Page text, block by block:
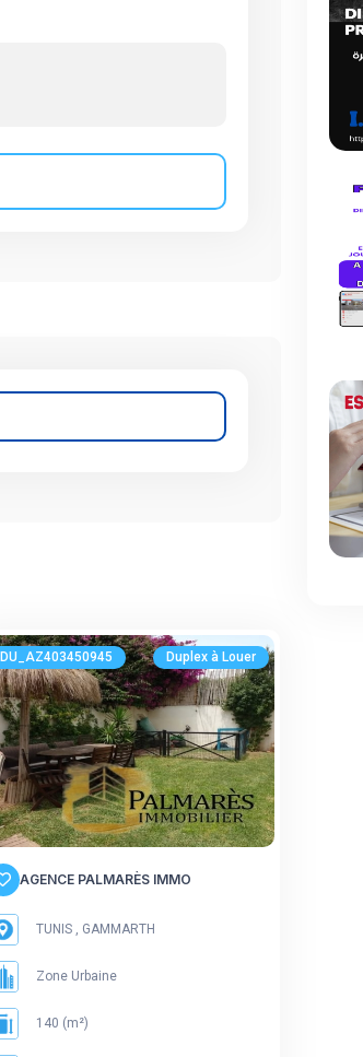
DU_AZ403450945 Duplex à Louer
AGENCE PALMARÈS IMMO
TUNIS , GAMMARTH
Zone Urbaine
140 (m²)